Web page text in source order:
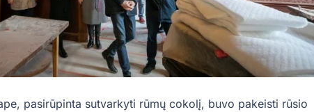
pasirūpinta sutvarkyti rūmų cokolį, buvo pakeisti rūsio